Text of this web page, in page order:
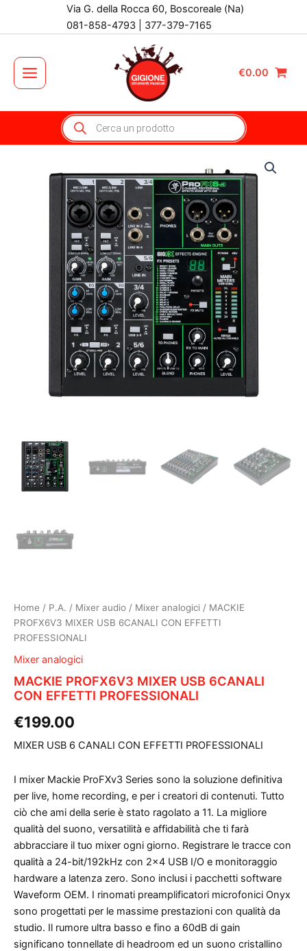
Via G. della Rocca 60, Boscoreale (Na)
081-858-4793 | 377-379-7165
Main
Menu
€0.00
Products
search
Home / P.A. / Mixer audio / Mixer analogici / MACKIE
PROFX6V3 MIXER USB 6CANALI CON EFFETTI
PROFESSIONALI
Mixer analogici
MACKIE PROFX6V3 MIXER USB 6CANALI
CON EFFETTI PROFESSIONALI
€199.00
MIXER USB 6 CANALI CON EFFETTI PROFESSIONALI
I mixer Mackie ProFXv3 Series sono la soluzione definitiva
per live, home recording, e per i creatori di contenuti. Tutto
ciò che ami della serie è stato ragolato a 11. La migliore
qualità del suono, versatilità e affidabilità che ti farà
abbracciare il tuo mixer ogni giorno. Registrare le tracce con
qualità a 24-bit/192kHz con 2×4 USB I/O e monitoraggio
hardware a latenza zero. Sono inclusi i pacchetti software
Waveform OEM. I rinomati preamplificatori microfonici Onyx
sono progettati per le massime prestazioni con qualità da
studio. Il rumore ultra basso e fino a 60dB di gain
significano tonnellate di headroom ed un suono cristallino